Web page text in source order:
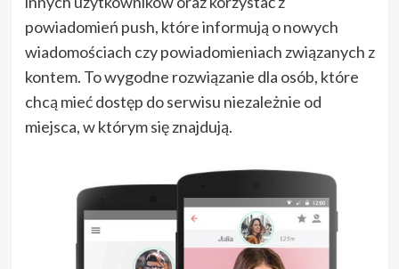
powiadomień push, które informują o nowych
wiadomościach czy powiadomieniach związanych z
kontem. To wygodne rozwiązanie dla osób, które
chcą mieć dostęp do serwisu niezależnie od
miejsca, w którym się znajdują.